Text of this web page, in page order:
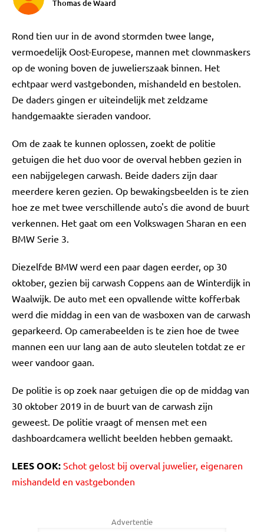
Thomas de Waard
Rond tien uur in de avond stormden twee lange,
vermoedelijk Oost-Europese, mannen met clownmaskers
op de woning boven de juwelierszaak binnen. Het
echtpaar werd vastgebonden, mishandeld en bestolen.
De daders gingen er uiteindelijk met zeldzame
handgemaakte sieraden vandoor.
Om de zaak te kunnen oplossen, zoekt de politie
getuigen die het duo voor de overval hebben gezien in
een nabijgelegen carwash. Beide daders zijn daar
meerdere keren gezien. Op bewakingsbeelden is te zien
hoe ze met twee verschillende auto's die avond de buurt
verkennen. Het gaat om een Volkswagen Sharan en een
BMW Serie 3.
Diezelfde BMW werd een paar dagen eerder, op 30
oktober, gezien bij carwash Coppens aan de Winterdijk in
Waalwijk. De auto met een opvallende witte kofferbak
werd die middag in een van de wasboxen van de carwash
geparkeerd. Op camerabeelden is te zien hoe de twee
mannen een uur lang aan de auto sleutelen totdat ze er
weer vandoor gaan.
De politie is op zoek naar getuigen die op de middag van
30 oktober 2019 in de buurt van de carwash zijn
geweest. De politie vraagt of mensen met een
dashboardcamera wellicht beelden hebben gemaakt.
LEES OOK: Schot gelost bij overval juwelier, eigenaren
mishandeld en vastgebonden
Advertentie